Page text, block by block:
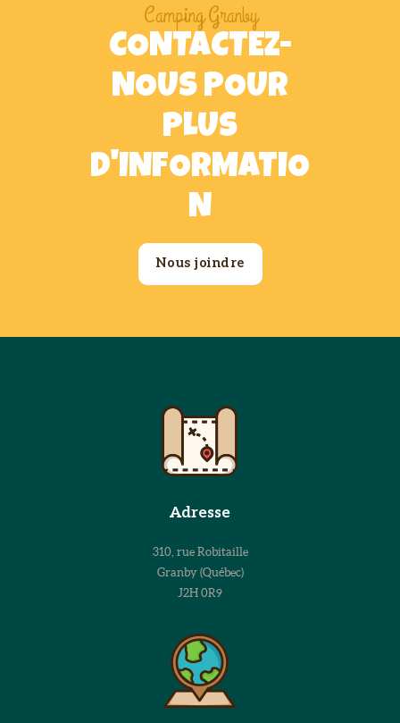
Camping Granby
CONTACTEZ-
NOUS POUR
PLUS
D'INFORMATIO
N
Nous joindre
Adresse
310, rue Robitaille
Granby (Québec)
J2H 0R9